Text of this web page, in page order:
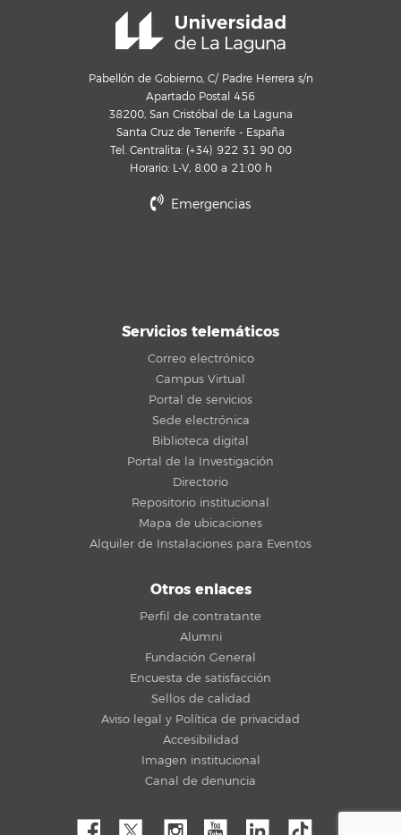
Pabellón de Gobierno, C/ Padre Herrera s/n
Apartado Postal 456
38200, San Cristóbal de La Laguna
Santa Cruz de Tenerife - España
Tel. Centralita: (+34) 922 31 90 00
Horario: L-V, 8:00 a 21:00 h
Emergencias
Servicios telemáticos
Correo electrónico
Campus Virtual
Portal de servicios
Sede electrónica
Biblioteca digital
Portal de la Investigación
Directorio
Repositorio institucional
Mapa de ubicaciones
Alquiler de Instalaciones para Eventos
Otros enlaces
Perfil de contratante
Alumni
Fundación General
Encuesta de satisfacción
Sellos de calidad
Aviso legal y Política de privacidad
Accesibilidad
Imagen institucional
Canal de denuncia